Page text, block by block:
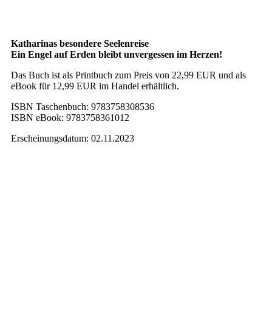
Katharinas besondere Seelenreise
Ein Engel auf Erden bleibt unvergessen im Herzen!
Das Buch ist als Printbuch zum Preis von 22,99 EUR und als
eBook für 12,99 EUR im Handel erhältlich.
ISBN Taschenbuch: 9783758308536
ISBN eBook: 9783758361012
Erscheinungsdatum: 02.11.2023